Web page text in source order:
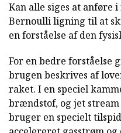
Kan alle siges at anføre
Bernoulli ligning til at
en forståelse af den
For en bedre forståelse
brugen beskrives af
raket. I en speciel
brændstof, og jet stream
bruger en specielt